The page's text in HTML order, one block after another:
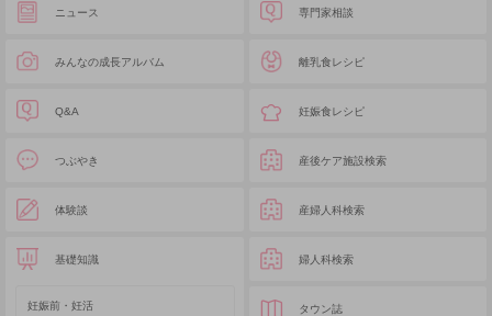
ニュース
みんなの成長アルバム
Q&A
つぶやき
体験談
基礎知識
妊娠前・妊活
専門家相談
離乳食レシピ
妊娠食レシピ
産後ケア施設検索
産婦人科検索
婦人科検索
タウン誌